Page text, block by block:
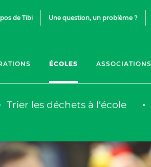
de Tibi Une question, un problème ?
ÉCOLES ASSOCIATIONS
Trier les déchets à l'école